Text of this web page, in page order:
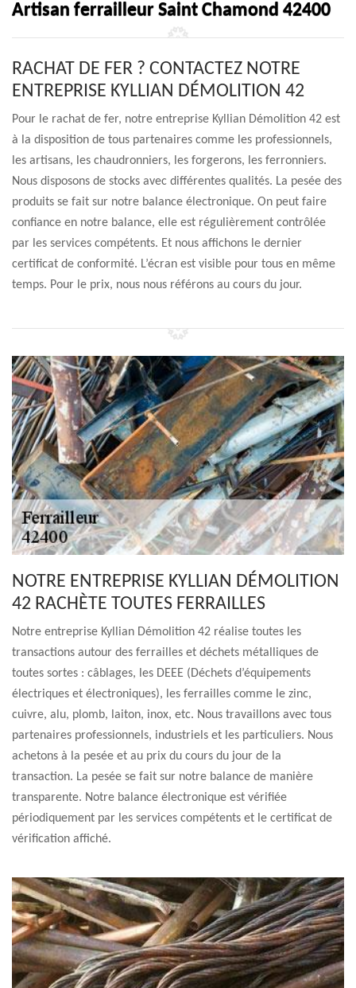
Artisan ferrailleur Saint Chamond 42400
RACHAT DE FER ? CONTACTEZ NOTRE
ENTREPRISE KYLLIAN DÉMOLITION 42
Pour le rachat de fer, notre entreprise Kyllian Démolition 42 est
à la disposition de tous partenaires comme les professionnels,
les artisans, les chaudronniers, les forgerons, les ferronniers.
Nous disposons de stocks avec différentes qualités. La pesée des
produits se fait sur notre balance électronique. On peut faire
confiance en notre balance, elle est régulièrement contrôlée
par les services compétents. Et nous affichons le dernier
certificat de conformité. L’écran est visible pour tous en même
temps. Pour le prix, nous nous référons au cours du jour.
NOTRE ENTREPRISE KYLLIAN DÉMOLITION
42 RACHÈTE TOUTES FERRAILLES
Notre entreprise Kyllian Démolition 42 réalise toutes les
transactions autour des ferrailles et déchets métalliques de
toutes sortes : câblages, les DEEE (Déchets d’équipements
électriques et électroniques), les ferrailles comme le zinc,
cuivre, alu, plomb, laiton, inox, etc. Nous travaillons avec tous
partenaires professionnels, industriels et les particuliers. Nous
achetons à la pesée et au prix du cours du jour de la
transaction. La pesée se fait sur notre balance de manière
transparente. Notre balance électronique est vérifiée
périodiquement par les services compétents et le certificat de
vérification affiché.